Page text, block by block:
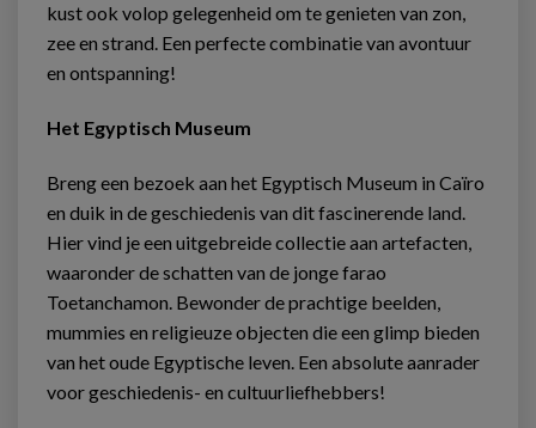
kust ook volop gelegenheid om te genieten van zon,
zee en strand. Een perfecte combinatie van avontuur
en ontspanning!
Het Egyptisch Museum
Breng een bezoek aan het Egyptisch Museum in Caïro
en duik in de geschiedenis van dit fascinerende land.
Hier vind je een uitgebreide collectie aan artefacten,
waaronder de schatten van de jonge farao
Toetanchamon. Bewonder de prachtige beelden,
mummies en religieuze objecten die een glimp bieden
van het oude Egyptische leven. Een absolute aanrader
voor geschiedenis- en cultuurliefhebbers!